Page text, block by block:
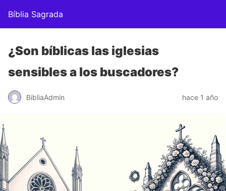
Bíblia Sagrada
¿Son bíblicas las iglesias
sensibles a los buscadores?
BibliaAdmin hace 1 año